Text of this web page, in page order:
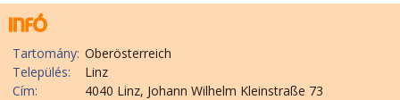
Tartomány: Oberösterreich
Település:
Linz
Cím:
4040 Linz, Johann Wilhelm Kleinstraße 73